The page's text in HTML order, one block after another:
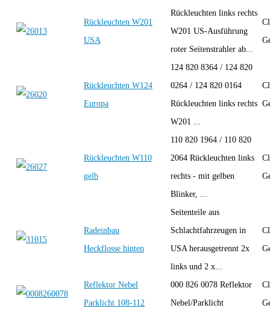
Rückleuchten W201
USA
Rückleuchten links rechts
W201 US-Ausführung
roter Seitenstrahler ab...
Rückleuchten W124
Europa
124 820 8364 / 124 820
0264 / 124 820 0164
Rückleuchten links rechts
W201 ...
Rückleuchten W110
gelb
110 820 1964 / 110 820
2064 Rückleuchten links
rechts - mit gelben
Blinker, ...
Radeinbau
Heckflosse hinten
Seitenteile aus
Schlachtfahrzeugen in
USA herausgetrennt 2x
links und 2 x...
Reflektor Nebel
Parklicht 108-112
000 826 0078 Reflektor
Nebel/Parklicht